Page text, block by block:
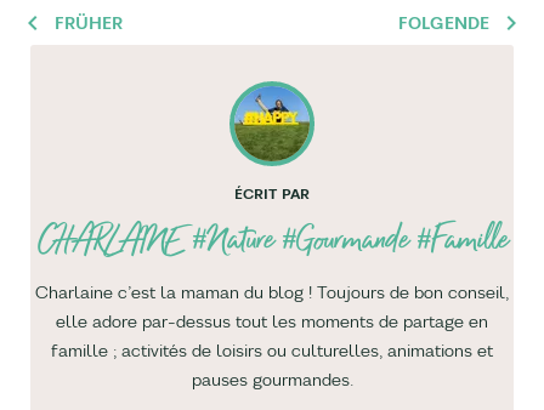
FRÜHER FOLGENDE
ÉCRIT PAR
CHARLAINE#Nature #Gourmande #Famille
Charlaine c’est la maman du blog ! Toujours de bon conseil,
elle adore par-dessus tout les moments de partage en
famille ; activités de loisirs ou culturelles, animations et
pauses gourmandes.